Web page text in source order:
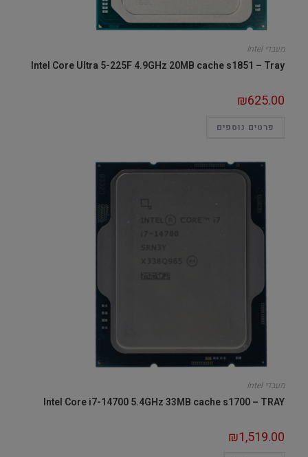
מעבדי Intel
Intel Core Ultra 5-225F 4.9GHz 20MB cache s1851 – Tray
₪625.00
פרטים נוספים
מעבדי Intel
Intel Core i7-14700 5.4GHz 33MB cache s1700 – TRAY
₪1,519.00